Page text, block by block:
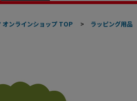
オンラインショップ TOP > ラッピング用品